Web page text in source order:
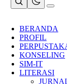
BERANDA
PROFIL
KONSELING
SIM-IT
LITERASI